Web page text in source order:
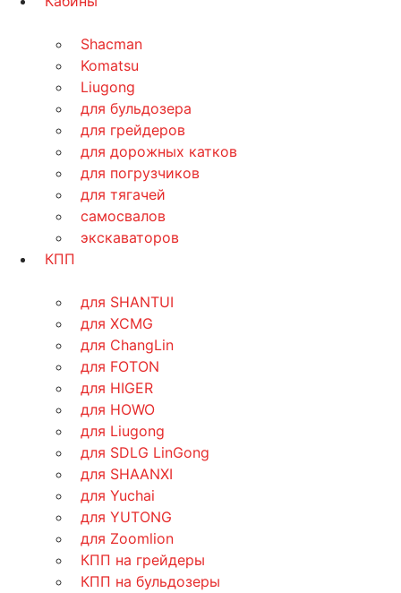
Shacman
Komatsu
Liugong
для бульдозера
для грейдеров
для дорожных катков
для погрузчиков
для тягачей
самосвалов
экскаваторов
КПП
для SHANTUI
для XCMG
для ChangLin
для FOTON
для HIGER
для HOWO
для Liugong
для SDLG LinGong
для SHAANXI
для Yuchai
для YUTONG
для Zoomlion
КПП на грейдеры
КПП на бульдозеры